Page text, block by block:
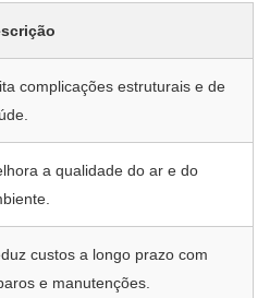
complicações estruturais e de
a qualidade do ar e do
custos a longo prazo com
e manutenções.